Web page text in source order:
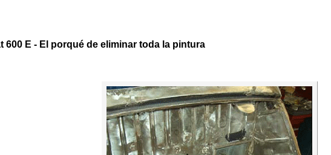
600 E - El porqué de eliminar toda la pintura